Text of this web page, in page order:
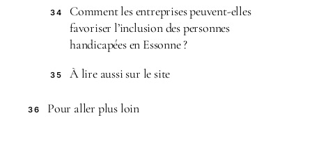
34
Comment les entreprises peuvent-elles
favoriser l’inclusion des personnes
handicapées en Essonne ?
35 À lire aussi sur le site
36 Pour aller plus loin